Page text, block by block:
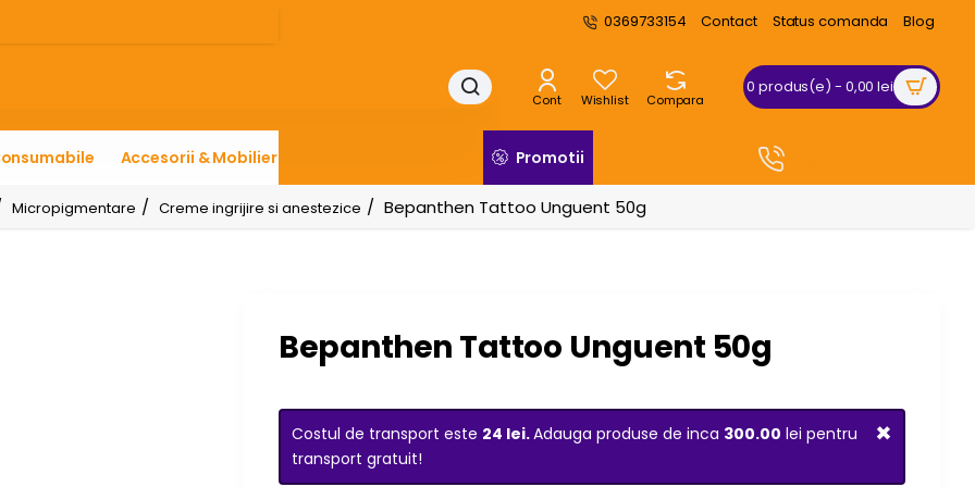
0369733154 Contact Status comanda Blog
Cont Wishlist Compara
0 produs(e) - 0,00 lei
Accesorii & Mobilier Promotii
Micropigmentare Creme ingrijire si anestezice Bepanthen Tattoo Unguent 50g
Bepanthen Tattoo Unguent 50g
×
Costul de transport este 24 lei.Adauga produse de inca 300.00 lei pentru
transport gratuit!